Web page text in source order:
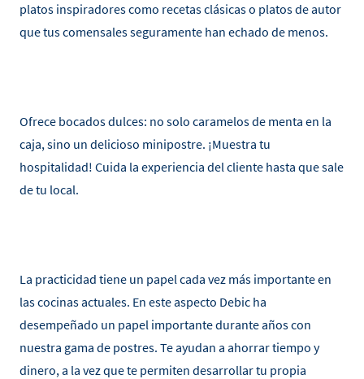
platos inspiradores como recetas clásicas o platos de autor
que tus comensales seguramente han echado de menos.
Ofrece bocados dulces: no solo caramelos de menta en la
caja, sino un delicioso minipostre. ¡Muestra tu
hospitalidad! Cuida la experiencia del cliente hasta que sale
de tu local.
La practicidad tiene un papel cada vez más importante en
las cocinas actuales. En este aspecto Debic ha
desempeñado un papel importante durante años con
nuestra gama de postres. Te ayudan a ahorrar tiempo y
dinero, a la vez que te permiten desarrollar tu propia